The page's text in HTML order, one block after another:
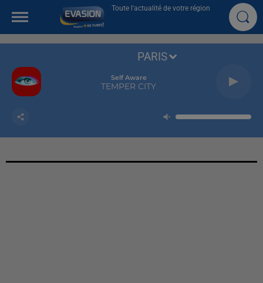
Toute l'actualité de votre région
Self Aware
TEMPER CITY
PARIS